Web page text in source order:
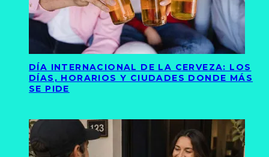
DÍA INTERNACIONAL DE LA CERVEZA: LOS
DÍAS, HORARIOS Y CIUDADES DONDE MÁS
SE PIDE